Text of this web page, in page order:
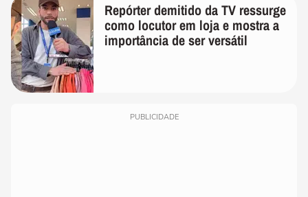
Repórter demitido da TV ressurge
como locutor em loja e mostra a
importância de ser versátil
PUBLICIDADE